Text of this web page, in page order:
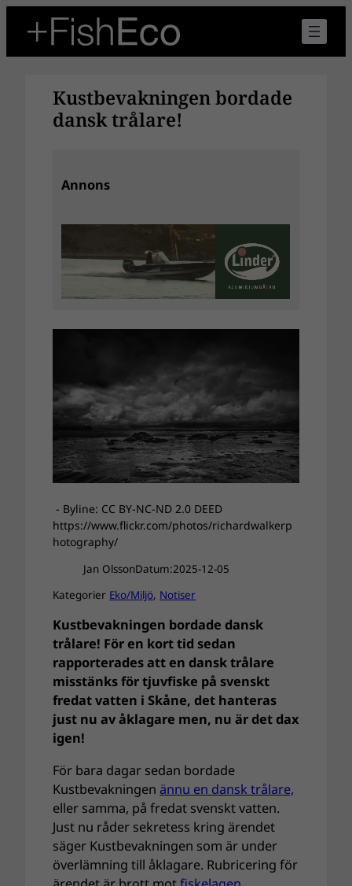
innehåll
Kustbevakningen bordade
dansk trålare!
Annons
- Byline: CC BY-NC-ND 2.0 DEED
https://www.flickr.com/photos/richardwalkerp
hotography/
Jan OlssonDatum:2025-12-05
Kategorier Eko/Miljö, Notiser
Kustbevakningen bordade dansk
trålare! För en kort tid sedan
rapporterades att en dansk trålare
misstänks för tjuvfiske på svenskt
fredat vatten i Skåne, det hanteras
just nu av åklagare men, nu är det dax
igen!
För bara dagar sedan bordade
Kustbevakningen ännu en dansk trålare,
eller samma, på fredat svenskt vatten.
Just nu råder sekretess kring ärendet
säger Kustbevakningen som är under
överlämning till åklagare. Rubricering för